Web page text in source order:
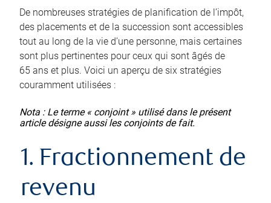
De nombreuses stratégies de planification de l’impôt,
des placements et de la succession sont accessibles
tout au long de la vie d’une personne, mais certaines
sont plus pertinentes pour ceux qui sont âgés de
65 ans et plus. Voici un aperçu de six stratégies
couramment utilisées :
Nota : Le terme « conjoint » utilisé dans le présent
article désigne aussi les conjoints de fait.
1. Fractionnement de
revenu